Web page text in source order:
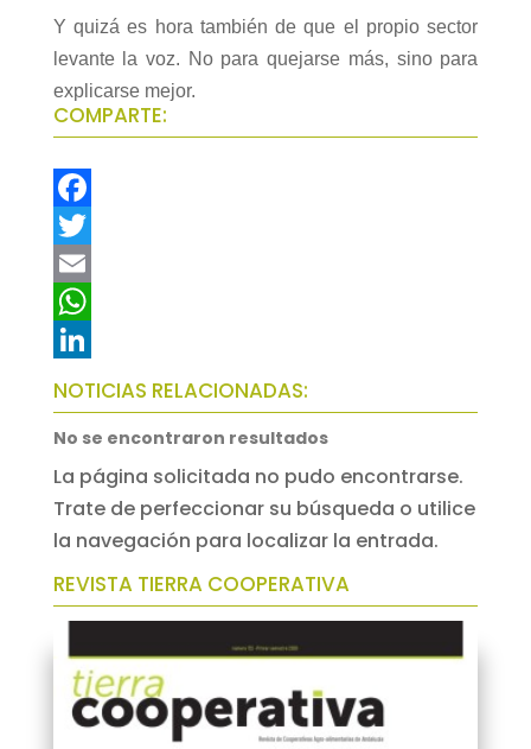
Y quizá es hora también de que el propio sector
levante la voz. No para quejarse más, sino para
explicarse mejor.
COMPARTE:
F
a
c
e
o
o
k
T
w
t
e
r
E
m
i
l
W
a
t
s
A
p
i
n
k
e
I
NOTICIAS RELACIONADAS:
No se encontraron resultados
La página solicitada no pudo encontrarse.
Trate de perfeccionar su búsqueda o utilice
la navegación para localizar la entrada.
REVISTA TIERRA COOPERATIVA